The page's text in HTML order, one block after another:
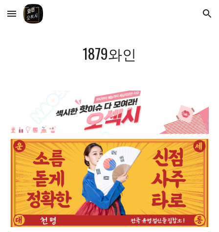
Skip to main content Skip to navigation
1879와인